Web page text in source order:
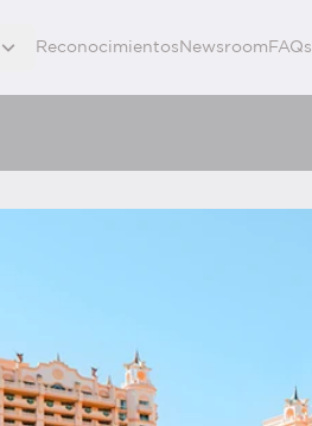
Reconocimientos Newsroom FAQs